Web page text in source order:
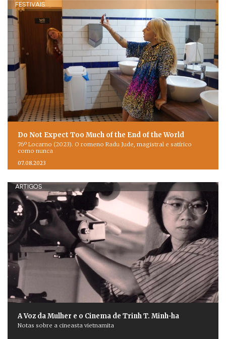
FESTIVAIS
Do Not Expect Too Much of the End of the World
76º Locarno (2023). O romeno Radu Jude, magistral e satírico
como nunca
07.08.2023
ARTIGOS
A Voz da Mulher e o Cinema de Trinh T. Minh-ha
Notas sobre a cineasta vietnamita